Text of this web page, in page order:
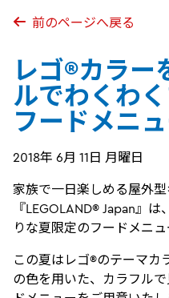
前のページへ戻る
レゴ®カラー
ルでわくわ
フードメニ
2018年 6月 11日 月曜日
家族で一日楽しめる屋外
『LEGOLAND® Japan』
りな夏限定のフードメニュ
この夏はレゴ®のテーマカ
の色を用いた、カラフル